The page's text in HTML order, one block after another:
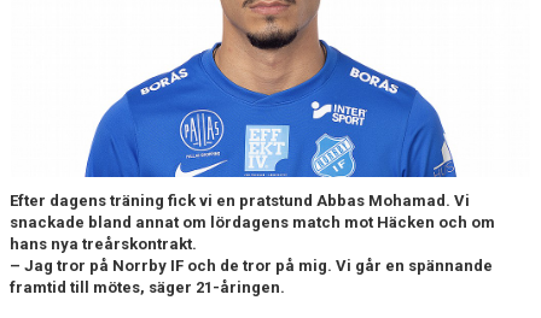
BILDER 2025
TABELL ETTAN SÖDRA 2025
Efter dagens träning fick vi en pratstund Abbas Mohamad. Vi
snackade bland annat om lördagens match mot Häcken och om
hans nya treårskontrakt.
– Jag tror på Norrby IF och de tror på mig. Vi går en spännande
framtid till mötes, säger 21-åringen.